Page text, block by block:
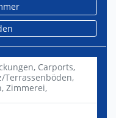
Carports,
Terrassenböden,
Zimmerei,